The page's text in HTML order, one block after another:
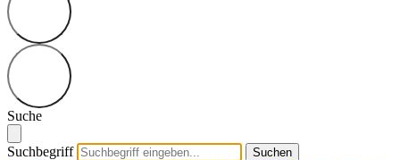
Suche
Suchbegriff Suchen